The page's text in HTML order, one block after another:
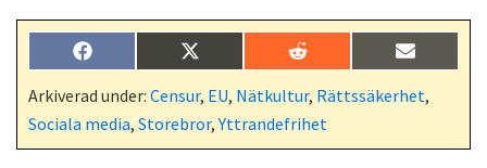
Dela
på
F
a
c
b
o
Dela
på
X
(
T
w
i
t
Dela
på
R
e
d
d
i
t
Dela
på
E
-
p
t
Arkiverad under: Censur, EU, Nätkultur, Rättssäkerhet,
Sociala media, Storebror,Yttrandefrihet